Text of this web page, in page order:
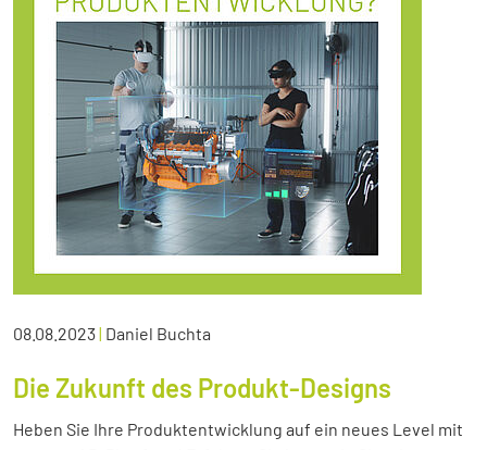
08.08.2023| Daniel Buchta
Die Zukunft des Produkt-Designs
Heben Sie Ihre Produktentwicklung auf ein neues Level mit